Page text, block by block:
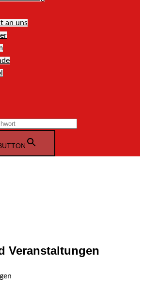
an uns
Veranstaltungen